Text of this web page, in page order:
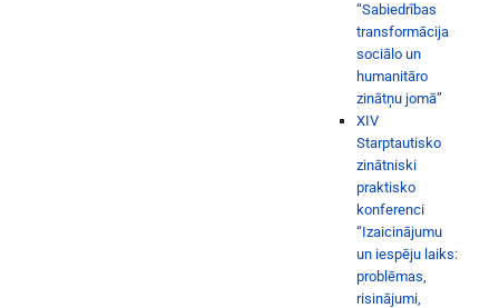
“Sabiedrības
transformācija
sociālo un
humanitāro
zinātņu jomā”
XIV
Starptautisko
zinātniski
praktisko
konferenci
“Izaicinājumu
un iespēju laiks:
problēmas,
risinājumi,